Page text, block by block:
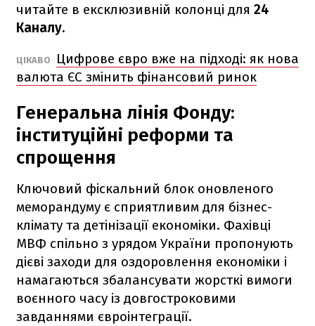
читайте в ексклюзивній колонці для 24
Каналу.
ЦІКАВО
Цифрове євро вже на підході: як нова
валюта ЄС змінить фінансовий ринок
Генеральна лінія Фонду:
інституційні реформи та
спрощення
Ключовий фіскальний блок оновленого
меморандуму є сприятливим для бізнес-
клімату та детінізації економіки. Фахівці
МВФ спільно з урядом України пропонують
дієві заходи для оздоровлення економіки і
намагаються збалансувати жорсткі вимоги
воєнного часу із довгостроковими
завданнями євроінтеграції.